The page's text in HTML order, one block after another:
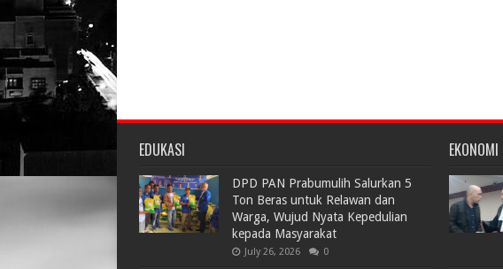
EDUKASI
DPD PAN Prabumulih Salurkan 5
Ton Beras untuk Relawan dan
Warga, Wujud Nyata Kepedulian
kepada Masyarakat
July 26, 2026 0
EKONOMI